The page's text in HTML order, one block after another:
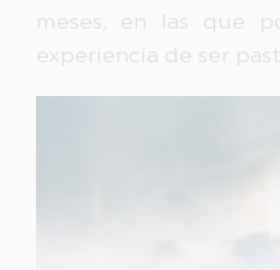
meses, en las que
experiencia de ser